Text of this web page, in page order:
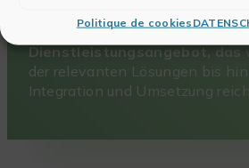
Politique de cookies
Transformationsprojekten
Dienstleistungsangebot, das
der relevanten Lösungen bis
Integration und Umsetzung